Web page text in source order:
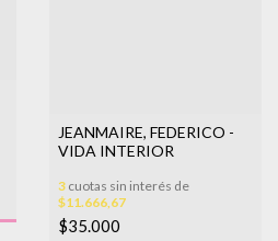
JEANMAIRE, FEDERICO -
VIDA INTERIOR
3 cuotas sin interés de
$11.666,67
$35.000